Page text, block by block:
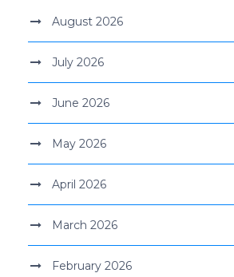
August 2026
July 2026
June 2026
May 2026
April 2026
March 2026
February 2026